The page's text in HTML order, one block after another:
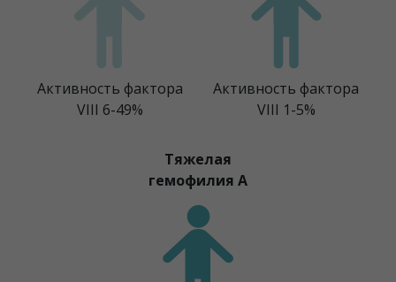
Активность фактора
VIII 6-49%
Активность фактора
VIII 1-5%
Тяжелая
гемофилия A